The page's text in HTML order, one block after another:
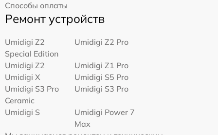
Способы оплаты
Ремонт устройств
Umidigi Z2
Special Edition
Umidigi Z2 Pro
Umidigi Z2
Umidigi Z1 Pro
Umidigi X
Umidigi S5 Pro
Umidigi S3 Pro
Ceramic
Umidigi S3 Pro
Umidigi S
Umidigi Power 7
Max